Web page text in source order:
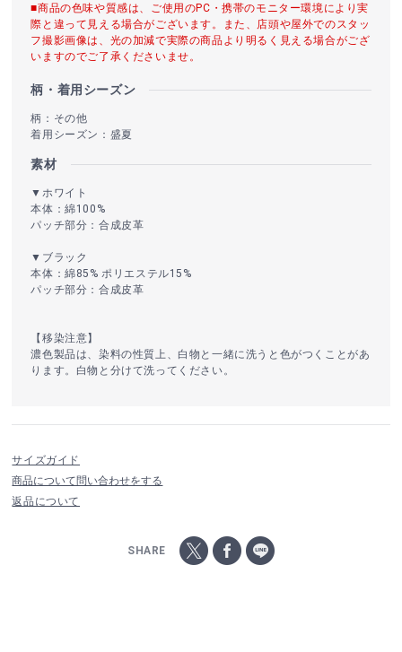
■商品の色味や質感は、ご使用のPC・携帯のモニター環境により実
際と違って見える場合がございます。また、店頭や屋外でのスタッ
フ撮影画像は、光の加減で実際の商品より明るく見える場合がござ
いますのでご了承くださいませ。
柄・着用シーズン
柄：その他
着用シーズン：盛夏
素材
▼ホワイト
本体：綿100%
パッチ部分：合成皮革
▼ブラック
本体：綿85% ポリエステル15%
パッチ部分：合成皮革
【移染注意】
濃色製品は、染料の性質上、白物と一緒に洗うと色がつくことがあ
ります。白物と分けて洗ってください。
サイズガイド
商品について問い合わせをする
返品について
SHARE